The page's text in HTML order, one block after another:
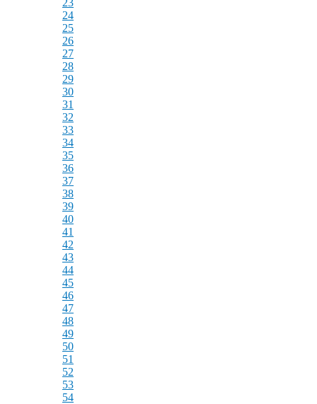
23
24
25
26
27
28
29
30
31
32
33
34
35
36
37
38
39
40
41
42
43
44
45
46
47
48
49
50
51
52
53
54